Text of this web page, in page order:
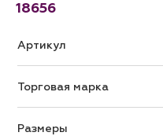
18656
Артикул
Торговая марка
Размеры